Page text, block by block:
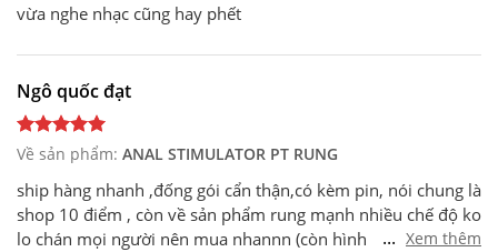
vừa nghe nhạc cũng hay phết
Ngô quốc đạt
Về sản phẩm: ANAL STIMULATOR PT RUNG
ship hàng nhanh ,đống gói cẩn thận,có kèm pin, nói chung là
shop 10 điểm , còn về sản phẩm rung mạnh nhiều chế độ ko
lo chán mọi người nên mua nhannn (còn hình thì hiện nó
... Xem thêm